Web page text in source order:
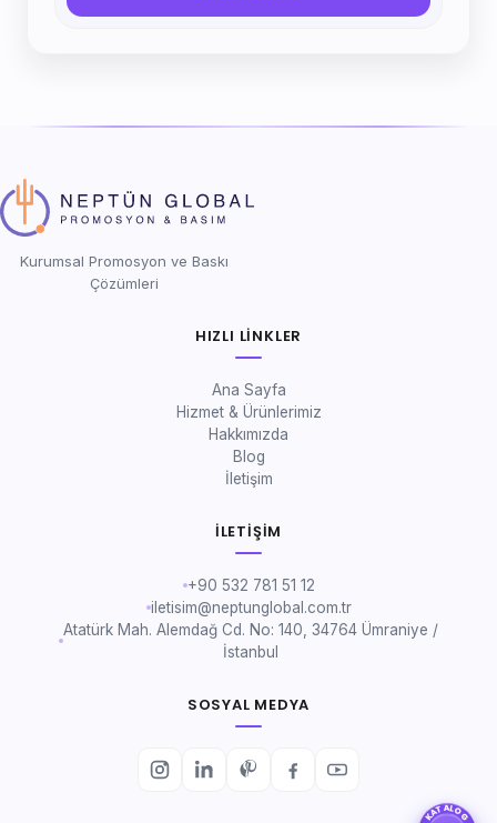
Kurumsal Promosyon ve Baskı
Çözümleri
HIZLI LINKLER
Ana Sayfa
Hizmet & Ürünlerimiz
Hakkımızda
Blog
İletişim
İLETIŞIM
+90 532 781 51 12
iletisim@neptunglobal.com.tr
Atatürk Mah. Alemdağ Cd. No: 140, 34764 Ümraniye /
İstanbul
SOSYAL MEDYA
KATALOG